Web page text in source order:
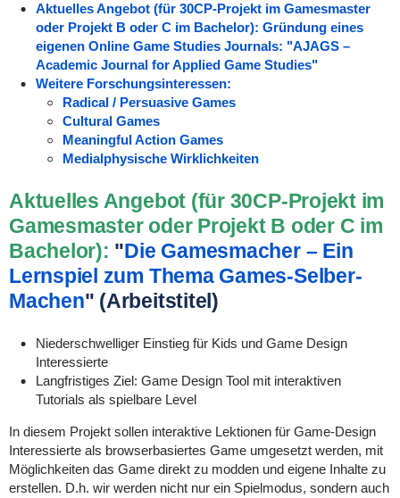
Aktuelles Angebot (für 30CP-Projekt im Gamesmaster
oder Projekt B oder C im Bachelor): Gründung eines
eigenen Online Game Studies Journals: "AJAGS –
Academic Journal for Applied Game Studies"
Weitere Forschungsinteressen:
Radical / Persuasive Games
Cultural Games
Meaningful Action Games
Medialphysische Wirklichkeiten
Aktuelles Angebot (für 30CP-Projekt im
Gamesmaster oder Projekt B oder C im
Bachelor): "Die Gamesmacher – Ein
Lernspiel zum Thema Games-Selber-
Machen" (Arbeitstitel)
Niederschwelliger Einstieg für Kids und Game Design
Interessierte
Langfristiges Ziel: Game Design Tool mit interaktiven
Tutorials als spielbare Level
In diesem Projekt sollen interaktive Lektionen für Game-Design
Interessierte als browserbasiertes Game umgesetzt werden, mit
Möglichkeiten das Game direkt zu modden und eigene Inhalte zu
erstellen. D.h. wir werden nicht nur ein Spielmodus, sondern auch